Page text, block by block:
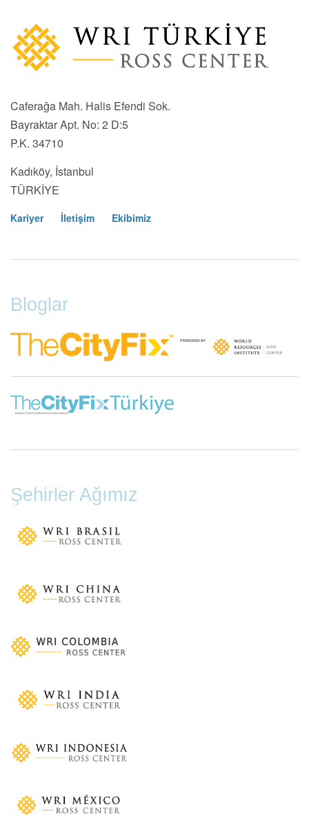
Bloglar
Şehirler Ağımız
Caferağa Mah. Halis Efendi Sok.
Bayraktar Apt. No: 2 D:5
P.K. 34710
Kadıköy, İstanbul
TÜRKİYE
Kariyer İletişim Ekibimiz